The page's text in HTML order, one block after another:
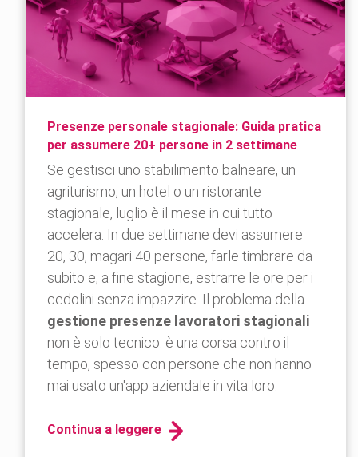
Presenze personale stagionale: Guida pratica
per assumere 20+ persone in 2 settimane
Se gestisci uno stabilimento balneare, un
agriturismo, un hotel o un ristorante
stagionale, luglio è il mese in cui tutto
accelera. In due settimane devi assumere
20, 30, magari 40 persone, farle timbrare da
subito e, a fine stagione, estrarre le ore per i
cedolini senza impazzire. Il problema della
gestione presenze lavoratori stagionali
non è solo tecnico: è una corsa contro il
tempo, spesso con persone che non hanno
mai usato un'app aziendale in vita loro.
Continua a leggere